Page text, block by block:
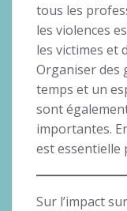
tous les
les violences
les victimes et
Organiser des
temps et un
sont
importantes.
est essentielle
Sur l’impact